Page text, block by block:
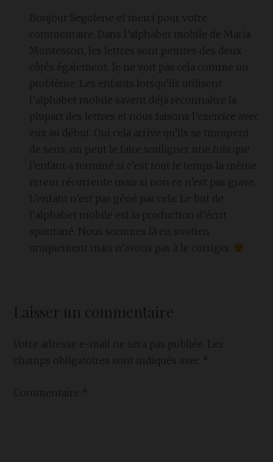
Bonjour Segolene et merci pour votre
commentaire. Dans l’alphabet mobile de Maria
Montessori, les lettres sont peintes des deux
côtés également. Je ne voit pas cela comme un
problème. Les enfants lorsqu’ils utilisent
l’alphabet mobile savent déjà reconnaître la
plupart des lettres et nous faisons l’exercice avec
eux au début. Oui cela arrive qu’ils se trompent
de sens, on peut le faire souligner une fois que
l’enfant a terminé si c’est tout le temps la même
erreur récurrente mais si non ce n’est pas grave.
L’enfant n’est pas gêné par cela. Le but de
l’alphabet mobile est la production d’écrit
spontané. Nous sommes là en soutien
uniquement mais n’avons pas à le corriger.
Laisser un commentaire
Votre adresse e-mail ne sera pas publiée. Les
champs obligatoires sont indiqués avec *
Commentaire *